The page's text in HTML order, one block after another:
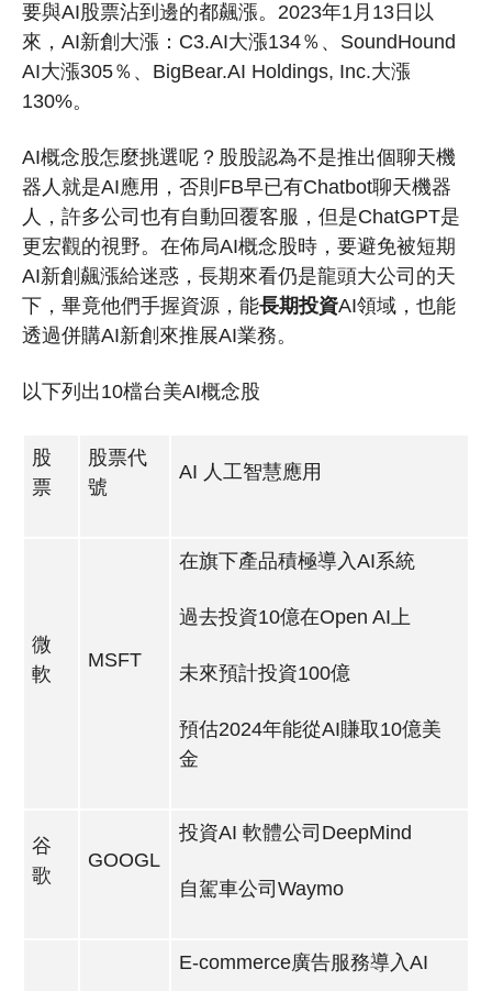
要與AI股票沾到邊的都飆漲。2023年1月13日以
來，AI新創大漲：C3.AI大漲134％、SoundHound
AI大漲305％、BigBear.AI Holdings, Inc.大漲
130%。
AI概念股怎麼挑選呢？股股認為不是推出個聊天機
器人就是AI應用，否則FB早已有Chatbot聊天機器
人，許多公司也有自動回覆客服，但是ChatGPT是
更宏觀的視野。在佈局AI概念股時，要避免被短期
AI新創飆漲給迷惑，長期來看仍是龍頭大公司的天
下，畢竟他們手握資源，能長期投資AI領域，也能
透過併購AI新創來推展AI業務。
以下列出10檔台美AI概念股
股
票
股票代
號
AI 人工智慧應用
微
軟
MSFT
在旗下產品積極導入AI系統
過去投資10億在Open AI上
未來預計投資100億
預估2024年能從AI賺取10億美
金
谷
歌
GOOGL
投資AI 軟體公司DeepMind
自駕車公司Waymo
E-commerce廣告服務導入AI